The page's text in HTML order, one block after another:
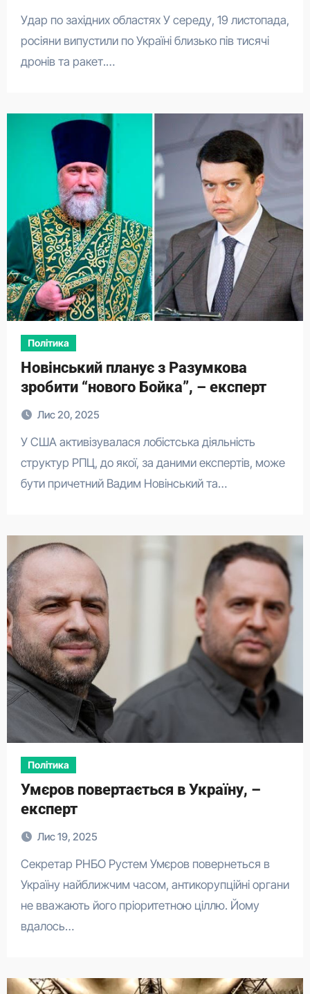
Удар по західних областях У середу, 19 листопада,
росіяни випустили по Україні близько пів тисячі
дронів та ракет.…
Політика
Новінський планує з Разумкова
зробити “нового Бойка”, – експерт
Лис 20, 2025
У США активізувалася лобістська діяльність
структур РПЦ, до якої, за даними експертів, може
бути причетний Вадим Новінський та…
Політика
Умєров повертається в Україну, –
експерт
Лис 19, 2025
Секретар РНБО Рустем Умєров повернеться в
Україну найближчим часом, антикорупційні органи
не вважають його пріоритетною ціллю. Йому
вдалось…